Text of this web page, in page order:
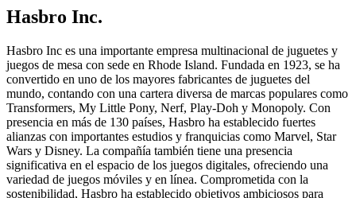
Hasbro Inc.
Hasbro Inc es una importante empresa multinacional de juguetes y
juegos de mesa con sede en Rhode Island. Fundada en 1923, se ha
convertido en uno de los mayores fabricantes de juguetes del
mundo, contando con una cartera diversa de marcas populares como
Transformers, My Little Pony, Nerf, Play-Doh y Monopoly. Con
presencia en más de 130 países, Hasbro ha establecido fuertes
alianzas con importantes estudios y franquicias como Marvel, Star
Wars y Disney. La compañía también tiene una presencia
significativa en el espacio de los juegos digitales, ofreciendo una
variedad de juegos móviles y en línea. Comprometida con la
sostenibilidad, Hasbro ha establecido objetivos ambiciosos para